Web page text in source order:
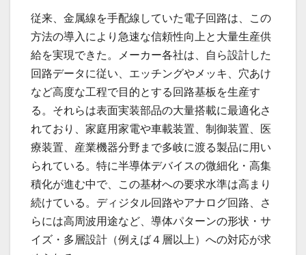
従来、金属線を手配線していた電子回路は、この
方法の導入により急速な信頼性向上と大量生産供
給を実現できた。メーカー各社は、自ら設計した
回路データに従い、エッチングやメッキ、穴あけ
など高度な工程で目的とする回路基板を生産す
る。それらは表面実装部品の大量搭載に最適化さ
れており、家庭用家電や車載装置、制御装置、医
療装置、産業機器分野まで多岐に渡る製品に用い
られている。特に半導体デバイスの微細化・高集
積化が進む中で、この基材への要求水準は高まり
続けている。ディジタル回路やアナログ回路、さ
らには高周波用途など、導体パターンの形状・サ
イズ・多層設計（例えば４層以上）への対応が求